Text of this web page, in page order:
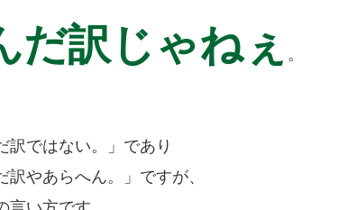
だ訳じゃねぇ 。
訳ではない。」であり
訳やあらへん。」ですが、